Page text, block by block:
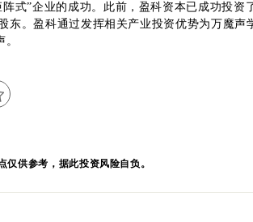
式”企业的成功。此前，盈科资本已成功投资
东。盈科通过发挥相关产业投资优势为万魔声
供参考，据此投资风险自负。